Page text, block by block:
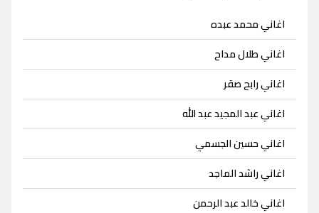
اغاني محمد عبده
اغاني طلال مداح
اغاني رابح صقر
اغاني عبد المجيد عبد الله
اغاني حسين الجسمي
اغاني راشد الماجد
اغاني خالد عبد الرحمن